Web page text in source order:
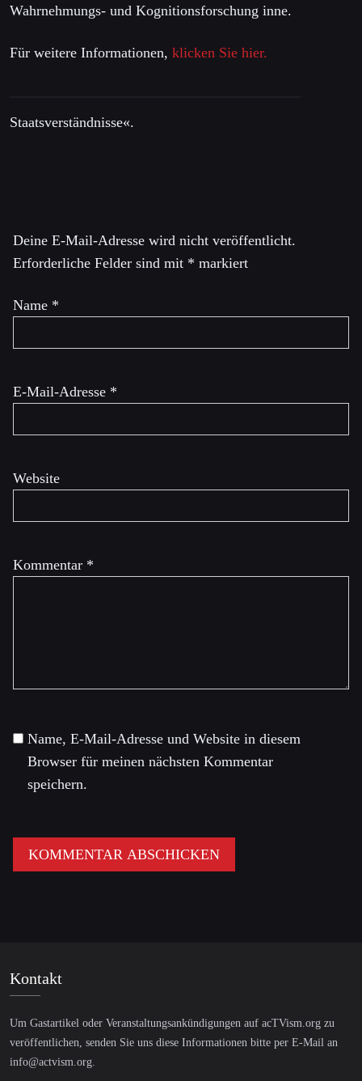
Wahrnehmungs- und Kognitionsforschung inne.
Für weitere Informationen, klicken Sie hier.
Staatsverständnisse«.
Deine E-Mail-Adresse wird nicht veröffentlicht.
Erforderliche Felder sind mit * markiert
Kommentar *
Name *
E-Mail-Adresse *
Website
Name, E-Mail-Adresse und Website in diesem
Browser für meinen nächsten Kommentar
speichern.
Kontakt
Um Gastartikel oder Veranstaltungsankündigungen auf acTVism.org zu
veröffentlichen, senden Sie uns diese Informationen bitte per E-Mail an
info@actvism.org.